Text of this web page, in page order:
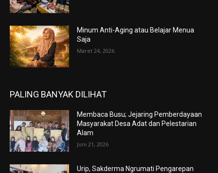
Minum Anti-Aging atau Belajar Menua
Saja
Maret 24, 2026
PALING BANYAK DILIHAT
Membaca Busu; Jejaring Pemberdayaan
Masyarakat Desa Adat dan Pelestarian
Alam
Juni 21, 2026
Urip, Sakderma Ngrumati Pengarepan